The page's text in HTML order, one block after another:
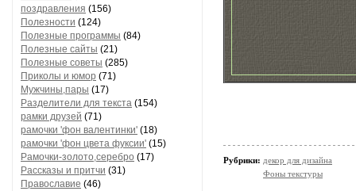
поздравления (156)
Полезности (124)
Полезные программы (84)
Полезные сайты (21)
Полезные советы (285)
Приколы и юмор (71)
Мужчины,пары (17)
Разделители для текста (154)
рамки друзей (71)
рамочки 'фон валентинки' (18)
рамочки 'фон цвета фуксии' (15)
Рамочки-золото,серебро (17)
Рассказы и притчи (31)
Православие (46)
Рубрики: декор для дизайна
Фоны текстуры